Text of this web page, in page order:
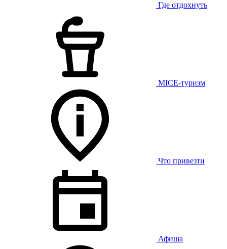
Где отдохнуть
MICE-туризм
Что привезти
Афиша